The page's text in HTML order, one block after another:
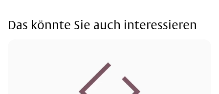
Das könnte Sie auch interessieren